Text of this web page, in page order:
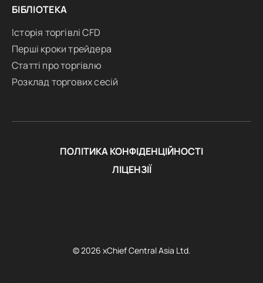
БІБЛІОТЕКА
Історія торгівлі CFD
Перші кроки трейдера
Статті про торгівлю
Розклад торгових сесій
ПОЛІТИКА КОНФІДЕНЦІЙНОСТІ
ЛІЦЕНЗІЇ
© 2026 xChief Central Asia Ltd.